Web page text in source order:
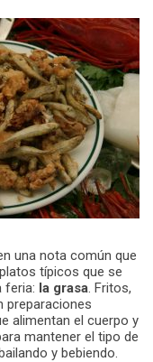
una nota común que
típicos que se
feria: la grasa. Fritos,
preparaciones
alimentan el cuerpo y
mantener el tipo de
y bebiendo.